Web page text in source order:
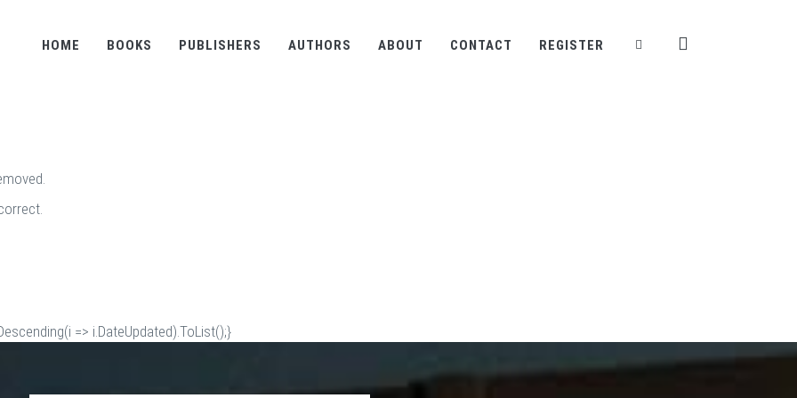
HOME BOOKS PUBLISHERS AUTHORS ABOUT CONTACT REGISTER
=> i.DateUpdated).ToList();}